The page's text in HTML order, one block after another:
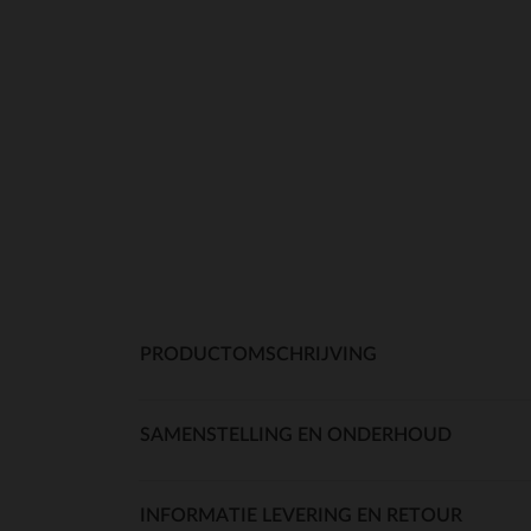
PRODUCTOMSCHRIJVING
SAMENSTELLING EN ONDERHOUD
INFORMATIE LEVERING EN RETOUR